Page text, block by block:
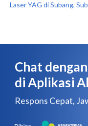
Laser YAG di Subang,